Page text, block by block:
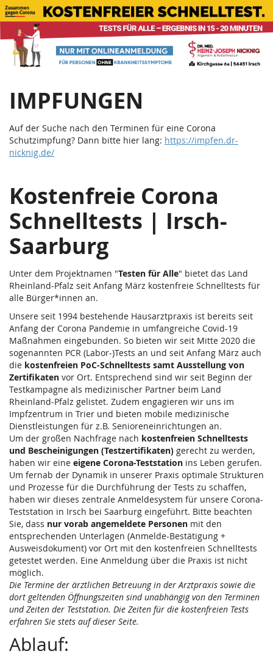
Zum
Haupt-
Inhalt
springen
Corona
Schnelltests
Teststation
Irsch
Saarburg
IMPFUNGEN
Auf der Suche nach den Terminen für eine Corona
Schutzimpfung? Dann bitte hier lang: https://impfen.dr-
nicknig.de/
Kostenfreie Corona
Schnelltests | Irsch-
Saarburg
Unter dem Projektnamen "Testen für Alle" bietet das Land
Rheinland-Pfalz seit Anfang März kostenfreie Schnelltests für
alle Bürger*innen an.
Unsere seit 1994 bestehende Hausarztpraxis ist bereits seit
Anfang der Corona Pandemie in umfangreiche Covid-19
Maßnahmen eingebunden. So bieten wir seit Mitte 2020 die
sogenannten PCR (Labor-)Tests an und seit Anfang März auch
die kostenfreien PoC-Schnelltests samt Ausstellung von
Zertifikaten vor Ort. Entsprechend sind wir seit Beginn der
Testkampagne als medizinischer Partner beim Land
Rheinland-Pfalz gelistet. Zudem engagieren wir uns im
Impfzentrum in Trier und bieten mobile medizinische
Dienstleistungen für z.B. Senioreneinrichtungen an.
Um der großen Nachfrage nach kostenfreien Schnelltests
und Bescheinigungen (Testzertifikaten) gerecht zu werden,
haben wir eine eigene Corona-Teststation ins Leben gerufen.
Um fernab der Dynamik in unserer Praxis optimale Strukturen
und Prozesse für die Durchführung der Tests zu schaffen,
haben wir dieses zentrale Anmeldesystem für unsere Corona-
Teststation in Irsch bei Saarburg eingeführt. Bitte beachten
Sie, dass nur vorab angemeldete Personen mit den
entsprechenden Unterlagen (Anmelde-Bestätigung +
Ausweisdokument) vor Ort mit den kostenfreien Schnelltests
getestet werden. Eine Anmeldung über die Praxis ist nicht
möglich.
Die Termine der ärztlichen Betreuung in der Arztpraxis sowie die
dort geltenden Öffnungszeiten sind unabhängig von den Terminen
und Zeiten der Teststation. Die Zeiten für die kostenfreien Tests
erfahren Sie stets auf dieser Seite.
Ablauf: